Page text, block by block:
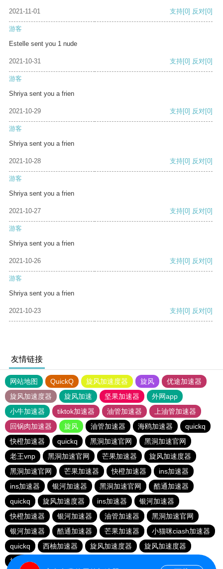
2021-11-01 支持[0] 反对[0]
游客
Estelle sent you 1 nude
2021-10-31 支持[0] 反对[0]
游客
Shriya sent you a frien
2021-10-29 支持[0] 反对[0]
游客
Shriya sent you a frien
2021-10-28 支持[0] 反对[0]
游客
Shriya sent you a frien
2021-10-27 支持[0] 反对[0]
游客
Shriya sent you a frien
2021-10-26 支持[0] 反对[0]
游客
Shriya sent you a frien
2021-10-23 支持[0] 反对[0]
友情链接
网站地图 QuickQ 旋风加速度器 旋风
优途加速器
旋风加速度器
旋风加速 坚果加速器
外网app
小牛加速器
tiktok加速器 油管加速器
上油管加速器
回锅肉加速器
旋风 油管加速器 海鸥加速器
quickq
快橙加速器
quickq 黑洞加速官网
黑洞加速官网
老王vnp
黑洞加速官网 芒果加速器
旋风加速度器
黑洞加速官网
芒果加速器 快橙加速器
ins加速器
ins加速器
银河加速器 黑洞加速官网
酷通加速器
quickq
旋风加速度器 ins加速器
银河加速器
快橙加速器
银河加速器 油管加速器
黑洞加速官网
银河加速器
酷通加速器 芒果加速器
小猫咪ciash加速器
quickq
西柚加速器 旋风加速度器
旋风加速度器
旋风加速度器